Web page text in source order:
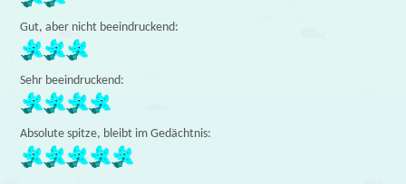
Gut, aber nicht beeindruckend:
Sehr beeindruckend:
Absolute spitze, bleibt im Gedächtnis: